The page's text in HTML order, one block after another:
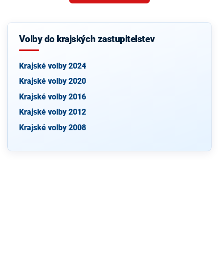
Volby do krajských zastupitelstev
Krajské volby 2024
Krajské volby 2020
Krajské volby 2016
Krajské volby 2012
Krajské volby 2008